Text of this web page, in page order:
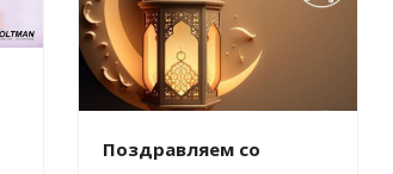
Поздравляем со